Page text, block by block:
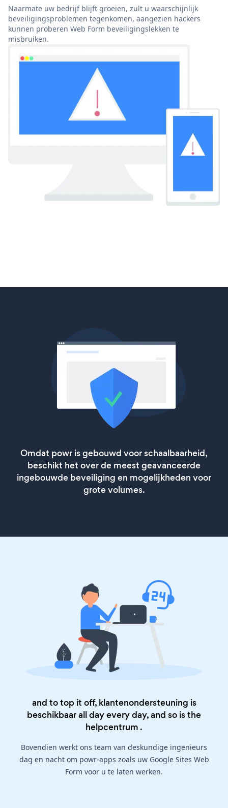
Naarmate uw bedrijf blijft groeien, zult u waarschijnlijk
beveiligingsproblemen tegenkomen, aangezien hackers
kunnen proberen Web Form beveiligingslekken te
misbruiken.
Omdat powr is gebouwd voor schaalbaarheid,
beschikt het over de meest geavanceerde
ingebouwde beveiliging en mogelijkheden voor
grote volumes.
and to top it off, klantenondersteuning is
beschikbaar all day every day, and so is the
helpcentrum .
Bovendien werkt ons team van deskundige ingenieurs
dag en nacht om powr-apps zoals uw Google Sites Web
Form voor u te laten werken.